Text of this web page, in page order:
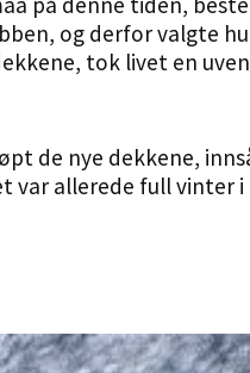
og derfor valgte
tok livet en
de nye dekkene,
var allerede full vinter